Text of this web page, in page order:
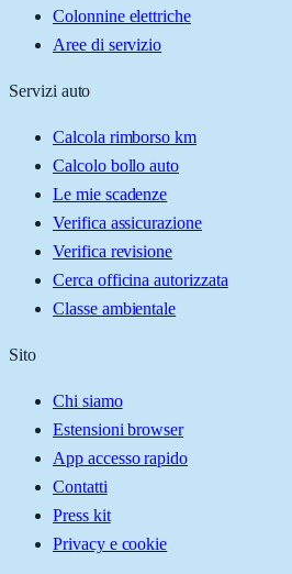
Colonnine elettriche
Aree di servizio
Servizi auto
Calcola rimborso km
Calcolo bollo auto
Le mie scadenze
Verifica assicurazione
Verifica revisione
Cerca officina autorizzata
Classe ambientale
Sito
Chi siamo
Estensioni browser
App accesso rapido
Contatti
Press kit
Privacy e cookie